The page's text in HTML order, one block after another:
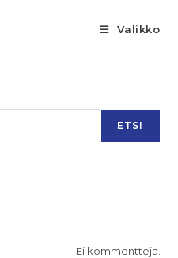
Valikko
ETSI
Ei kommentteja.